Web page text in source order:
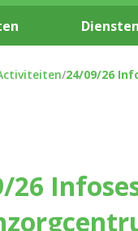
/24/09/26